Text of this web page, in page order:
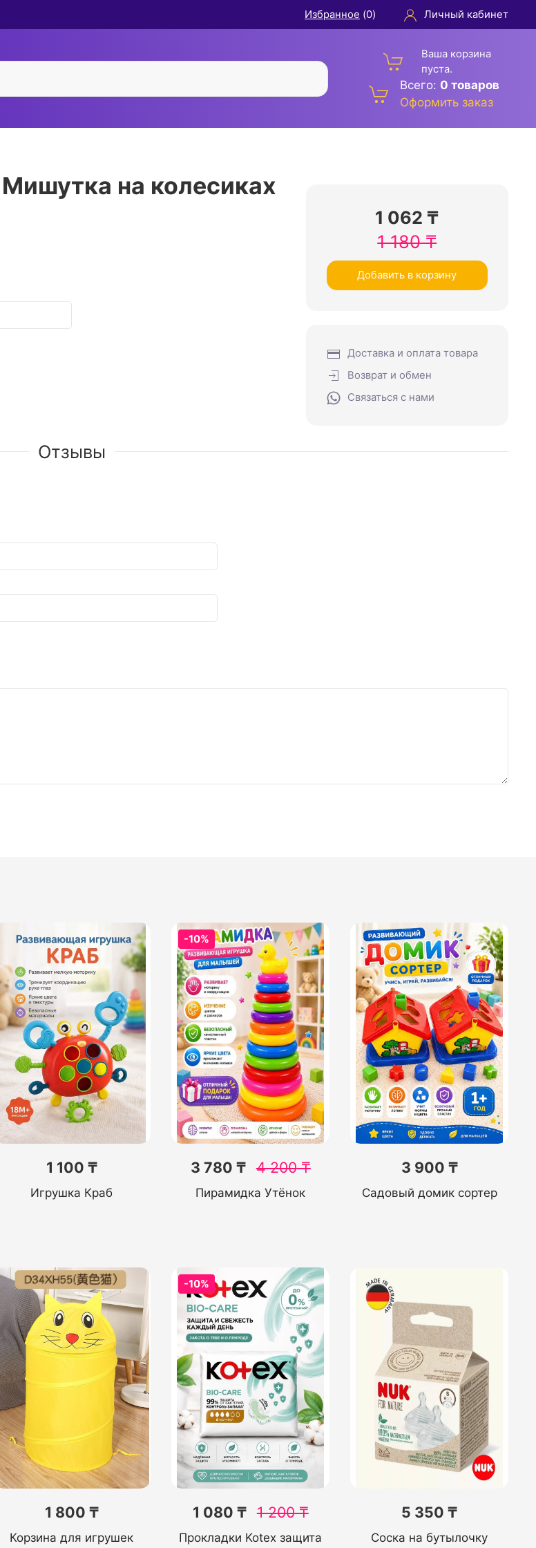
Избранное (0) Личный кабинет
Ваша корзина
пуста.
Всего: 0 товаров
Оформить заказ
на колесиках
1 062 ₸
1 180₸
Добавить в корзину
Доставка и оплата товара
Возврат и обмен
Связаться с нами
Отзывы
1 100 ₸
Игрушка Краб
-10%
3 780 ₸ 4 200₸
Пирамидка Утёнок
3 900 ₸
Садовый домик сортер
1 800 ₸
Корзина для игрушек
-10%
1 080 ₸ 1 200₸
Прокладки Kotex защита
5 350 ₸
Соска на бутылочку